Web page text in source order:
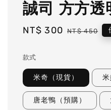
誠司 方方透
Sale
NT$ 300 Regular
NT$ 450
款式
米奇（現貨） 米
唐老鴨（預購）